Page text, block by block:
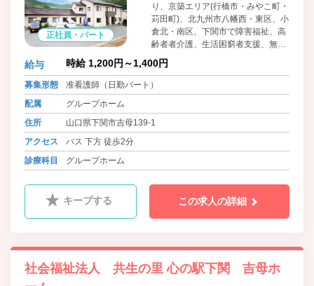
正社員・パート
り、京築エリア(行橋市・みやこ町・
苅田町)、北九州市八幡西・東区、小
倉北・南区、下関市で障害福祉、高
齢者者介護、生活困窮者支援、無料
低額/日常生活住居支援施設、訪問看
護等のサービスを広げる。発足当初
より、当法人が心掛けて取り組んで
きたことは「少し大変な事、他法人
ら求められている福祉や公益サービ
スを、求められている地域で展開す
給与 時給 1,200円～1,400円
募集形態
准看護師（日勤パート）
配属
グループホーム
住所
山口県下関市吉母139-1
アクセス
バス 下方 徒歩2分
診療科目
グループホーム
キープする この求人の詳細
社会福祉法人 共生の里 心の駅下関 吉母ホ